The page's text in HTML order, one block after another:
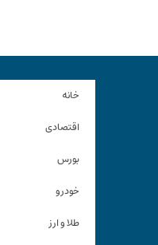
خانه
اقتصادی
بورس
خودرو
طلا و ارز